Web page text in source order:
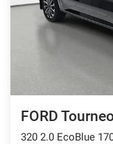
FORD
320 2.0 EcoBlue